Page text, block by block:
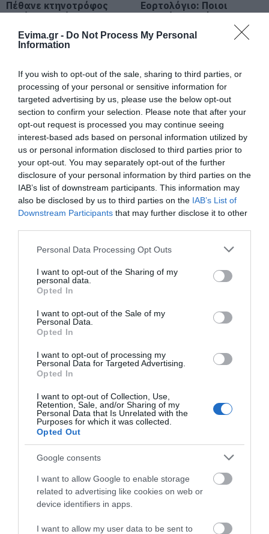
Evima.gr - Do Not Process My Personal
Information
If you wish to opt-out of the sale, sharing to third parties, or
processing of your personal or sensitive information for
targeted advertising by us, please use the below opt-out
section to confirm your selection. Please note that after your
opt-out request is processed you may continue seeing
interest-based ads based on personal information utilized by
us or personal information disclosed to third parties prior to
your opt-out. You may separately opt-out of the further
disclosure of your personal information by third parties on the
IAB’s list of downstream participants. This information may
also be disclosed by us to third parties on the IAB’s List of
Downstream Participants that may further disclose it to other
Please note that this website/app uses one or more Google
not limited to your visit or usage behaviour. You may click to
grant or deny consent to Google and its third-party tags to
use your data for below specified purposes in below Google
consent section.
Personal Data Processing Opt Outs
I want to opt-out of the Sharing of my
personal data.
Opted In
I want to opt-out of the Sale of my
Personal Data.
Opted In
I want to opt-out of processing my
Personal Data for Targeted Advertising.
Opted In
I want to opt-out of Collection, Use,
Retention, Sale, and/or Sharing of my
Personal Data that Is Unrelated with the
Purposes for which it was collected.
Opted Out
Google consents
I want to allow Google to enable storage
related to advertising like cookies on web or
device identifiers in apps.
I want to allow my user data to be sent to
10.08.2026 | 11:00
Χαλκίδα: Γιατί φωτίστηκε στα
μωβ- ροζ το δημαρχείο στην
10.08.2026 | 10:40
Έκτακτη διακοπή νερού στους
Ωρεούς Ευβοίας
10.08.2026 | 10:20
Ελεγκτές της ΑΑΔΕ κατέσχεσαν
σχεδόν 1300 φιάλλες παράνομου
ψυκτικού υγρού φρέον (εικόνες)
10.08.2026 | 10:00
Μεγάλο βήμα για την υγεία στη
Εορτολόγιο: Ποιοι γιορτάζουν
10.08.2026 | 09:20
Εύβοια: Που έχει διακοπή
ρεύματος σήμερα Δευτέρα 10
Αυγούστου
10.08.2026 | 09:00
Πέθανε κτηνοτρόφος
μετά τη θανάτωση του
Εορτολόγιο: Ποιοι
γιορτάζουν σήμερα,
Δευτέρα 10 Αυγούστου
Μεγάλη φωτιά στον
Κουβαρά Αττικής:
Ήχησε το 112, καίει
κοντά σε σπίτια
Αίγινα: 48χρονος
ανασύρθηκε χωρίς τις
αισθήσεις του από τη
θάλασσα
Κινητές μονάδες της
Εύβοια: Που θα
βρίσκονται αυτή την
εβδομάδα
για σεξουαλική